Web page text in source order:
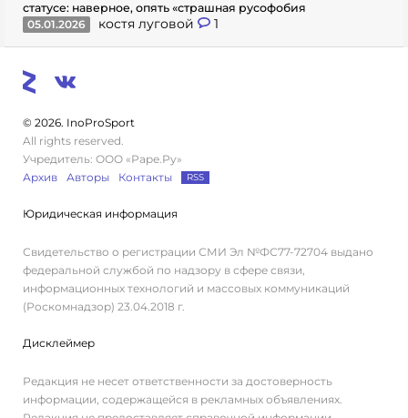
статусе: наверное, опять «страшная русофобия
05.01.2026
костя луговой 1
© 2026. InoProSport
All rights reserved.
Учредитель: ООО «Раре.Ру»
Архив
Авторы Контакты RSS
Юридическая информация
Свидетельство о регистрации СМИ Эл №ФС77-72704 выдано
федеральной службой по надзору в сфере связи,
информационных технологий и массовых коммуникаций
(Роскомнадзор) 23.04.2018 г.
Дисклеймер
Редакция не несет ответственности за достоверность
информации, содержащейся в рекламных объявлениях.